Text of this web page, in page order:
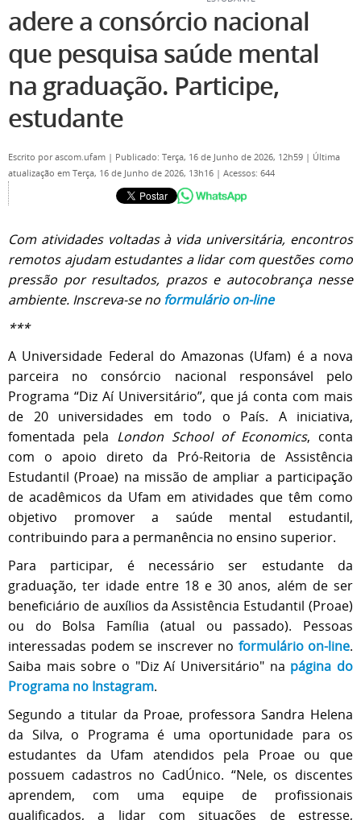
adere a consórcio nacional
que pesquisa saúde mental
na graduação. Participe,
estudante
Escrito porascom.ufam | Publicado: Terça, 16 de Junho de 2026, 12h59 | Última
atualização em Terça, 16 de Junho de 2026, 13h16 | Acessos: 644
Com atividades voltadas à vida universitária, encontros
remotos ajudam estudantes a lidar com questões como
pressão por resultados, prazos e autocobrança nesse
ambiente. Inscreva-se no formulário on-line
***
A Universidade Federal do Amazonas (Ufam) é a nova
parceira no consórcio nacional responsável pelo
Programa “Diz Aí Universitário”, que já conta com mais
de 20 universidades em todo o País. A iniciativa,
fomentada pela London School of Economics, conta
com o apoio direto da Pró-Reitoria de Assistência
Estudantil (Proae) na missão de ampliar a participação
de acadêmicos da Ufam em atividades que têm como
objetivo promover a saúde mental estudantil,
contribuindo para a permanência no ensino superior.
Para participar, é necessário ser estudante da
graduação, ter idade entre 18 e 30 anos, além de ser
beneficiário de auxílios da Assistência Estudantil (Proae)
ou do Bolsa Família (atual ou passado). Pessoas
interessadas podem se inscrever no formulário on-line.
Saiba mais sobre o "Diz Aí Universitário" na página do
Programa no Instagram.
Segundo a titular da Proae, professora Sandra Helena
da Silva, o Programa é uma oportunidade para os
estudantes da Ufam atendidos pela Proae ou que
possuem cadastros no CadÚnico. “Nele, os discentes
aprendem, com uma equipe de profissionais
qualificados, a lidar com situações de estresse,